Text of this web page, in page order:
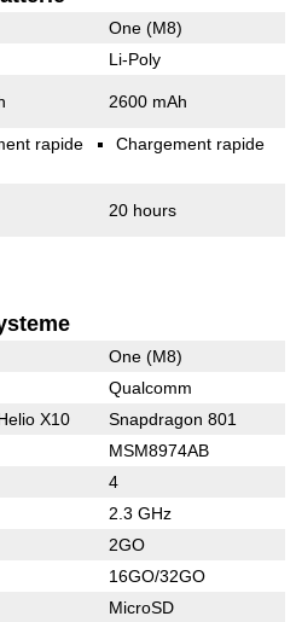
One (M8)
Li-Poly
2600 mAh
rapide Chargement rapide
20 hours
One (M8)
Qualcomm
X10 Snapdragon 801
MSM8974AB
4
2.3 GHz
2GO
16GO/32GO
MicroSD